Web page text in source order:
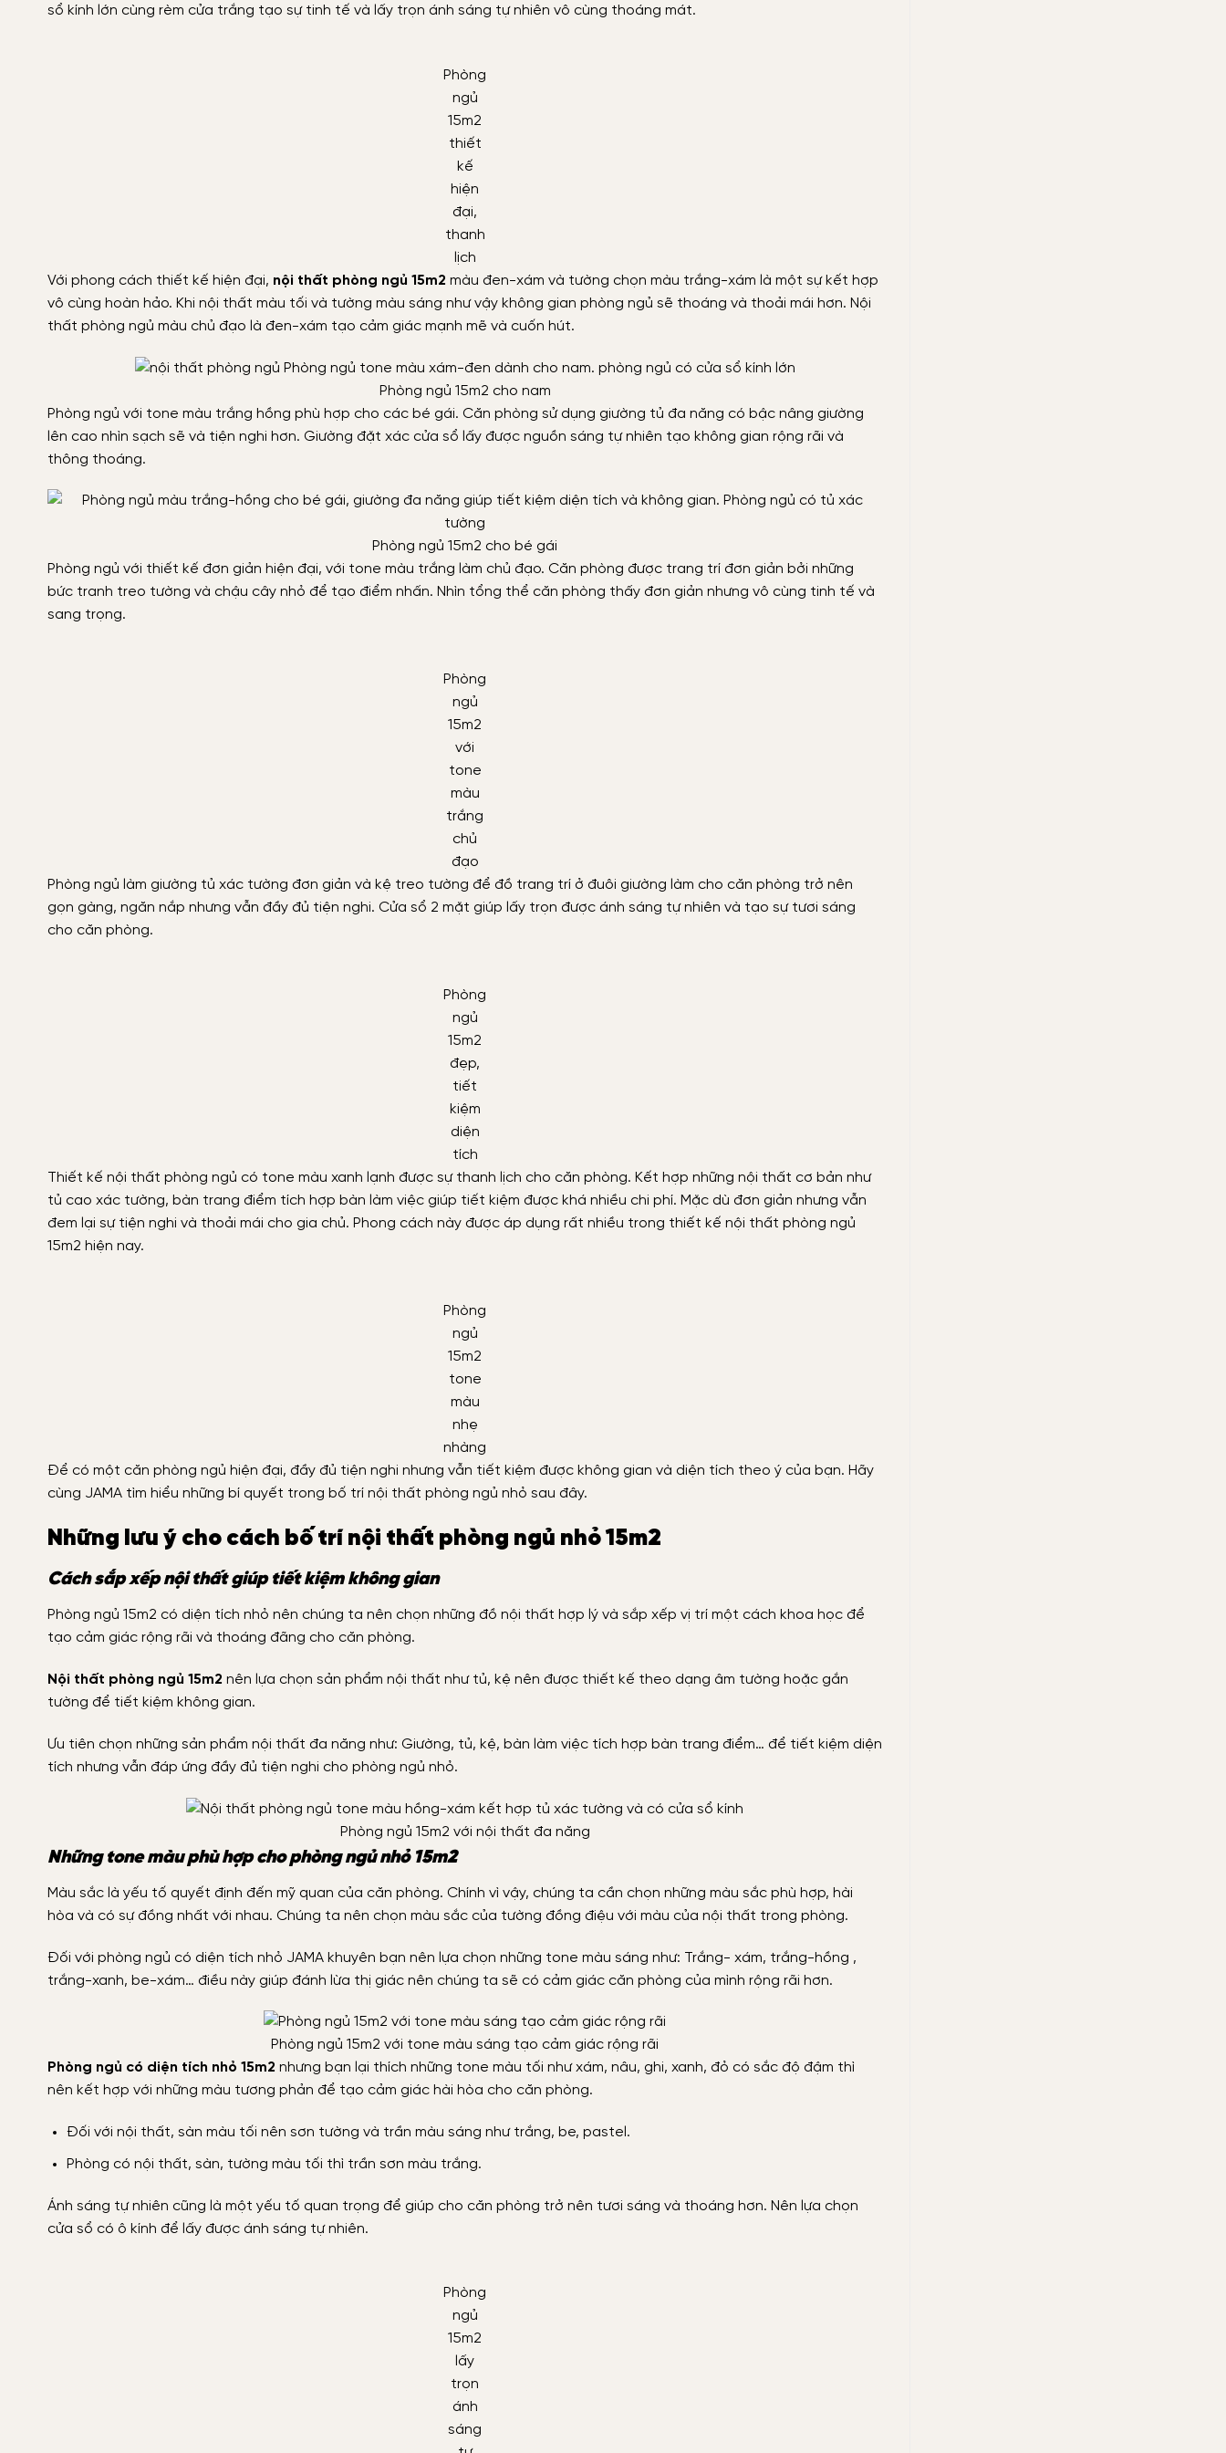
sổ kính lớn cùng rèm cửa trắng tạo sự tinh tế và lấy trọn ánh sáng tự nhiên vô cùng thoáng mát.
Phòng
ngủ
15m2
thiết
kế
hiện
đại,
thanh
lịch
Với phong cách thiết kế hiện đại, nội thất phòng ngủ 15m2 màu đen-xám và tường chọn màu trắng-xám là một sự kết hợp
vô cùng hoàn hảo. Khi nội thất màu tối và tường màu sáng như vậy không gian phòng ngủ sẽ thoáng và thoải mái hơn. Nội
thất phòng ngủ màu chủ đạo là đen-xám tạo cảm giác mạnh mẽ và cuốn hút.
Phòng ngủ 15m2 cho nam
Phòng ngủ với tone màu trắng hồng phù hợp cho các bé gái. Căn phòng sử dụng giường tủ đa năng có bậc nâng giường
lên cao nhìn sạch sẽ và tiện nghi hơn. Giường đặt xác cửa sổ lấy được nguồn sáng tự nhiên tạo không gian rộng rãi và
thông thoáng.
Phòng ngủ 15m2 cho bé gái
Phòng ngủ với thiết kế đơn giản hiện đại, với tone màu trắng làm chủ đạo. Căn phòng được trang trí đơn giản bởi những
bức tranh treo tường và chậu cây nhỏ để tạo điểm nhấn. Nhìn tổng thể căn phòng thấy đơn giản nhưng vô cùng tinh tế và
sang trọng.
Phòng
ngủ
15m2
với
tone
màu
trắng
chủ
đạo
Phòng ngủ làm giường tủ xác tường đơn giản và kệ treo tường để đồ trang trí ở đuôi giường làm cho căn phòng trở nên
gọn gàng, ngăn nắp nhưng vẫn đầy đủ tiện nghi. Cửa sổ 2 mặt giúp lấy trọn được ánh sáng tự nhiên và tạo sự tươi sáng
cho căn phòng.
Phòng
ngủ
15m2
đẹp,
tiết
kiệm
diện
tích
Thiết kế nội thất phòng ngủ có tone màu xanh lạnh được sự thanh lịch cho căn phòng. Kết hợp những nội thất cơ bản như
tủ cao xác tường, bàn trang điểm tích hợp bàn làm việc giúp tiết kiệm được khá nhiều chi phí. Mặc dù đơn giản nhưng vẫn
đem lại sự tiện nghi và thoải mái cho gia chủ. Phong cách này được áp dụng rất nhiều trong thiết kế nội thất phòng ngủ
15m2 hiện nay.
Phòng
ngủ
15m2
tone
màu
nhẹ
nhàng
Để có một căn phòng ngủ hiện đại, đầy đủ tiện nghi nhưng vẫn tiết kiệm được không gian và diện tích theo ý của bạn. Hãy
cùng JAMA tìm hiểu những bí quyết trong bố trí nội thất phòng ngủ nhỏ sau đây.
Những lưu ý cho cách bố trí nội thất phòng ngủ nhỏ 15m2
Cách sắp xếp nội thất giúp tiết kiệm không gian
Phòng ngủ 15m2 có diện tích nhỏ nên chúng ta nên chọn những đồ nội thất hợp lý và sắp xếp vị trí một cách khoa học để
tạo cảm giác rộng rãi và thoáng đãng cho căn phòng.
Nội thất phòng ngủ 15m2 nên lựa chọn sản phẩm nội thất như tủ, kệ nên được thiết kế theo dạng âm tường hoặc gắn
tường để tiết kiệm không gian.
Ưu tiên chọn những sản phẩm nội thất đa năng như: Giường, tủ, kệ, bàn làm việc tích hợp bàn trang điểm… để tiết kiệm diện
tích nhưng vẫn đáp ứng đầy đủ tiện nghi cho phòng ngủ nhỏ.
Phòng ngủ 15m2 với nội thất đa năng
Những tone màu phù hợp cho phòng ngủ nhỏ 15m2
Màu sắc là yếu tố quyết định đến mỹ quan của căn phòng. Chính vì vậy, chúng ta cần chọn những màu sắc phù hợp, hài
hòa và có sự đồng nhất với nhau. Chúng ta nên chọn màu sắc của tường đồng điệu với màu của nội thất trong phòng.
Đối với phòng ngủ có diện tích nhỏ JAMA khuyên bạn nên lựa chọn những tone màu sáng như: Trắng- xám, trắng-hồng ,
trắng-xanh, be-xám… điều này giúp đánh lừa thị giác nên chúng ta sẽ có cảm giác căn phòng của mình rộng rãi hơn.
Phòng ngủ 15m2 với tone màu sáng tạo cảm giác rộng rãi
Phòng ngủ có diện tích nhỏ 15m2 nhưng bạn lại thích những tone màu tối như xám, nâu, ghi, xanh, đỏ có sắc độ đậm thì
nên kết hợp với những màu tương phản để tạo cảm giác hài hòa cho căn phòng.
Đối với nội thất, sàn màu tối nên sơn tường và trần màu sáng như trắng, be, pastel.
Phòng có nội thất, sàn, tường màu tối thì trần sơn màu trắng.
Ánh sáng tự nhiên cũng là một yếu tố quan trọng để giúp cho căn phòng trở nên tươi sáng và thoáng hơn. Nên lựa chọn
cửa sổ có ô kính để lấy được ánh sáng tự nhiên.
Phòng
ngủ
15m2
lấy
trọn
ánh
sáng